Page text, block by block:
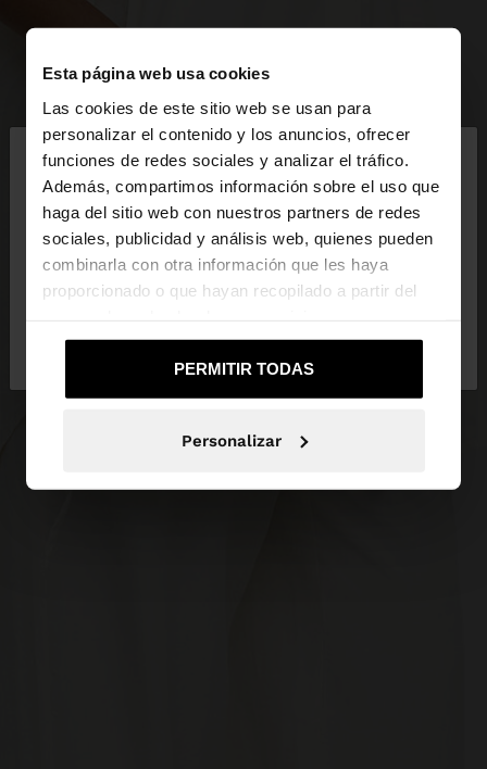
Esta página web usa cookies
Las cookies de este sitio web se usan para
personalizar el contenido y los anuncios, ofrecer
funciones de redes sociales y analizar el tráfico.
Además, compartimos información sobre el uso que
haga del sitio web con nuestros partners de redes
sociales, publicidad y análisis web, quienes pueden
combinarla con otra información que les haya
proporcionado o que hayan recopilado a partir del
PERMITIR TODAS
Personalizar
hola
Estás accediendo a la web de Mexico. ¿Quieres ir a
la web de United States?